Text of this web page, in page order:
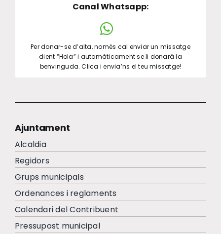
Canal Whatsapp:
Per donar-se d’alta, només cal enviar un missatge
dient “Hola” i automàticament se li donarà la
benvinguda. Clica i envia’ns el teu missatge!
Ajuntament
Alcaldia
Regidors
Grups municipals
Ordenances i reglaments
Calendari del Contribuent
Pressupost municipal